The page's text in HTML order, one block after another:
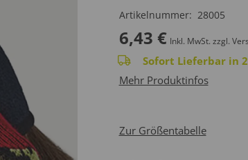
Artikelnummer: 28005
6,43 € Inkl. MwSt. zzgl.
Sofort Lieferbar in
Mehr Produktinfos
Zur Größentabelle